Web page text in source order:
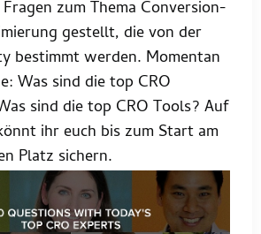
zum Thema Conversion-
gestellt, die von der
bestimmt werden. Momentan
Was sind die top CRO
sind die top CRO Tools? Auf
ihr euch bis zum Start am
Platz sichern.